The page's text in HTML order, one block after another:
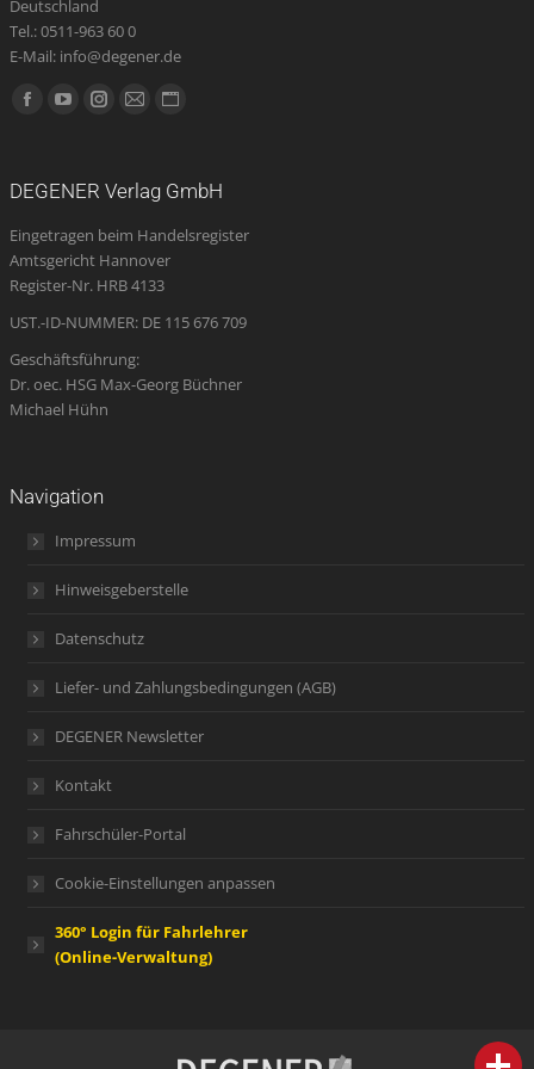
Deutschland
Tel.: 0511-963 60 0
E-Mail: info@degener.de
Finden Sie uns auf:
Facebook
new
window
YouTube
new
window
Instagram
new
window
E-
opens
in
new
Website
new
DEGENER Verlag GmbH
Eingetragen beim Handelsregister
Amtsgericht Hannover
Register-Nr. HRB 4133
UST.-ID-NUMMER: DE 115 676 709
Geschäftsführung:
Dr. oec. HSG Max-Georg Büchner
Michael Hühn
Navigation
Impressum
Hinweisgeberstelle
Datenschutz
Liefer- und Zahlungsbedingungen (AGB)
DEGENER Newsletter
Kontakt
Fahrschüler-Portal
Cookie-Einstellungen anpassen
360° Login für Fahrlehrer
(Online-Verwaltung)
person IHR FACHBERATER